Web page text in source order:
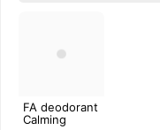
FA deodorant
Calming